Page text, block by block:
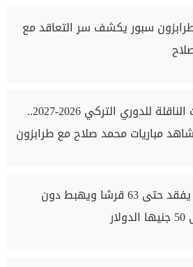
سبور يكشف سر التعاقد مع
القنوات الناقلة للدوري التركي 2026-2027..
مباريات محمد صلاح مع طرابزون
الدولار يفقد حتى 63 قرشا ويهبط دون